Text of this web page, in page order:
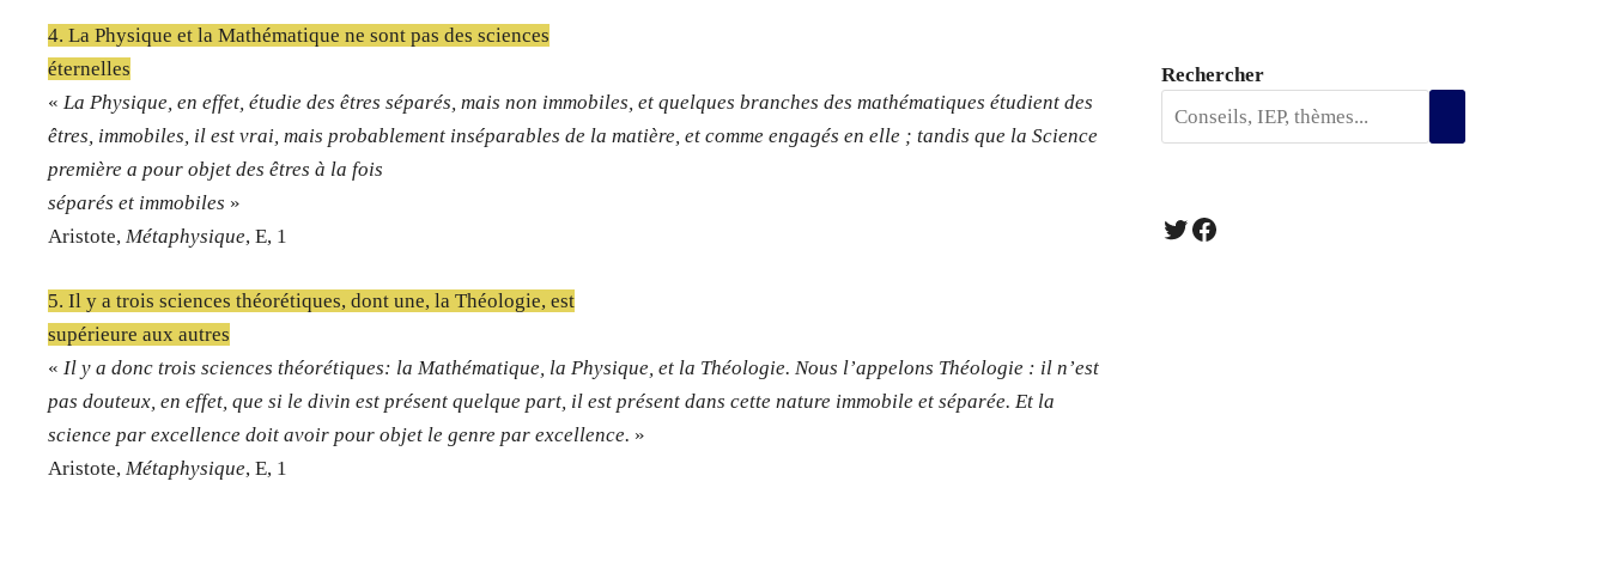
4. La Physique et la Mathématique ne sont pas des sciences
éternelles
«La Physique, en effet, étudie des êtres séparés, mais non immobiles, et quelques branches des mathématiques étudient des
êtres, immobiles, il est vrai, mais probablement inséparables de la matière, et comme engagés en elle ; tandis que la Science
première a pour objet des êtres à la fois
séparés et immobiles »
Aristote,Métaphysique, E, 1
5. Il y a trois sciences théorétiques, dont une, la Théologie, est
supérieure aux autres
« Il y a donc trois sciences théorétiques: la Mathématique, la Physique, et la Théologie. Nous l’appelons Théologie : il n’est
pas douteux, en effet, que si le divin est présent quelque part, il est présent dans cette nature immobile et séparée. Et la
science par excellence doit avoir pour objet le genre par excellence. »
Aristote, Métaphysique, E, 1
Rechercher
Twitter
Facebook